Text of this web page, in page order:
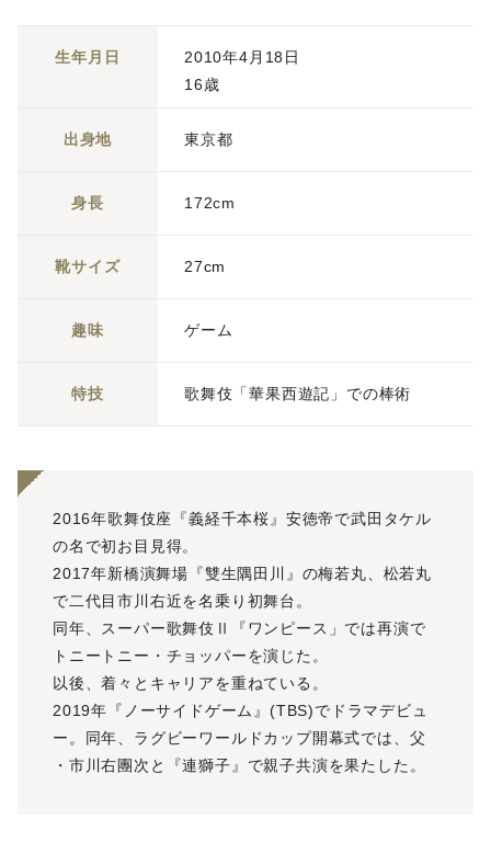
生年月日
2010年4月18日
16歳
出身地 東京都
身長 172cm
靴サイズ 27cm
趣味 ゲーム
特技 歌舞伎「華果西遊記」での棒術
2016年歌舞伎座『義経千本桜』安徳帝で武田タケル
の名で初お目見得。
2017年新橋演舞場『雙生隅田川』の梅若丸、松若丸
で二代目市川右近を名乗り初舞台。
同年、スーパー歌舞伎Ⅱ『ワンピース」では再演で
トニートニー・チョッパーを演じた。
以後、着々とキャリアを重ねている。
2019年『ノーサイドゲーム』(TBS)でドラマデビュ
ー。同年、ラグビーワールドカップ開幕式では、父
・市川右團次と『連獅子』で親子共演を果たした。